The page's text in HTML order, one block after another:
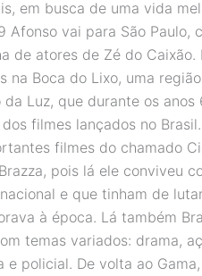
em busca de uma vida
Afonso vai para São Paulo,
de atores de Zé do
na Boca do Lixo, uma
da Luz, que durante os
filmes lançados no Brasil.
filmes do chamado
pois lá ele conviveu
e que tinham de
à época. Lá também
temas variados: drama,
e policial. De volta ao